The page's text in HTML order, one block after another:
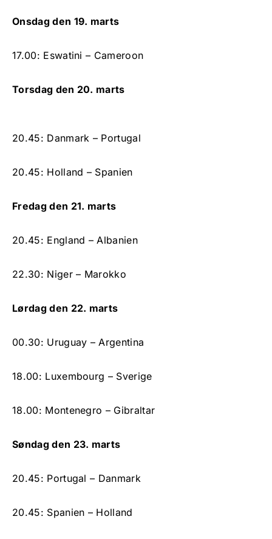
Onsdag den 19. marts
17.00: Eswatini – Cameroon
Torsdag den 20. marts
20.45: Danmark – Portugal
20.45: Holland – Spanien
Fredag den 21. marts
20.45: England – Albanien
22.30: Niger – Marokko
Lørdag den 22. marts
00.30: Uruguay – Argentina
18.00: Luxembourg – Sverige
18.00: Montenegro – Gibraltar
Søndag den 23. marts
20.45: Portugal – Danmark
20.45: Spanien – Holland